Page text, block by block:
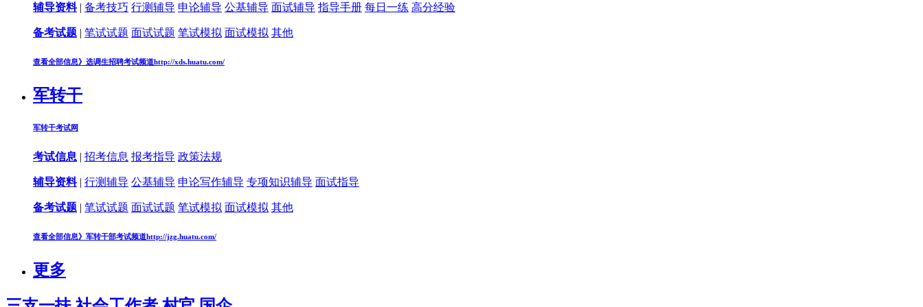
辅导资料| 备考技巧 行测辅导 申论辅导 公基辅导 面试辅导 指导手册 每日一练 高分经验
备考试题 | 笔试试题 面试试题 笔试模拟 面试模拟 其他
查看全部信息》 选调生招聘考试频道http://xds.huatu.com/
军转干
军转干考试网
考试信息 | 招考信息 报考指导 政策法规
辅导资料| 行测辅导 公基辅导 申论写作辅导 专项知识辅导 面试指导
备考试题 | 笔试试题 面试试题 笔试模拟 面试模拟 其他
查看全部信息》 军转干部考试频道http://jzg.huatu.com/
更多